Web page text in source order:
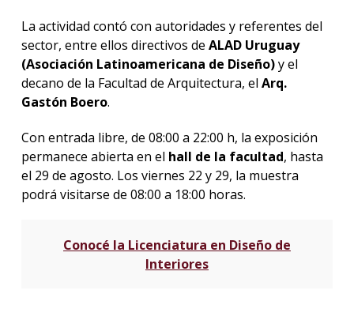
La actividad contó con autoridades y referentes del
sector, entre ellos directivos de ALAD Uruguay
(Asociación Latinoamericana de Diseño)y el
decano de la Facultad de Arquitectura, el Arq.
Gastón Boero.
Con entrada libre, de 08:00 a 22:00 h, la exposición
permanece abierta en el hall de la facultad, hasta
el 29 de agosto. Los viernes 22 y 29, la muestra
podrá visitarse de 08:00 a 18:00 horas.
Conocé la Licenciatura en Diseño de
Interiores